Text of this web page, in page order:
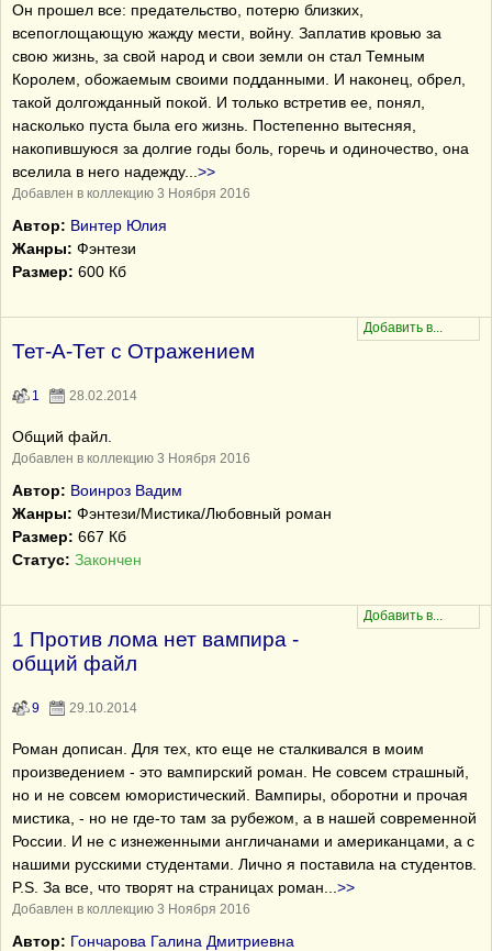
Он прошел все: предательство, потерю близких,
всепоглощающую жажду мести, войну. Заплатив кровью за
свою жизнь, за свой народ и свои земли он стал Темным
Королем, обожаемым своими подданными. И наконец, обрел,
такой долгожданный покой. И только встретив ее, понял,
насколько пуста была его жизнь. Постепенно вытесняя,
накопившуюся за долгие годы боль, горечь и одиночество, она
вселила в него надежду... >>
Добавлен в коллекцию 3 Ноября 2016
Автор: Винтер Юлия
Жанры: Фэнтези
Размер: 600 Кб
Тет-А-Тет с Отражением
1 28.02.2014
Общий файл.
Добавлен в коллекцию 3 Ноября 2016
Автор: Воинроз Вадим
Жанры: Фэнтези/Мистика/Любовный роман
Размер: 667 Кб
Статус: Закончен
1 Против лома нет вампира -
общий файл
9 29.10.2014
Роман дописан. Для тех, кто еще не сталкивался в моим
произведением - это вампирский роман. Не совсем страшный,
но и не совсем юмористический. Вампиры, оборотни и прочая
мистика, - но не где-то там за рубежом, а в нашей современной
России. И не с изнеженными англичанами и американцами, а с
нашими русскими студентами. Лично я поставила на студентов.
P.S. За все, что творят на страницах роман
>>
Добавлен в коллекцию 3 Ноября 2016
Автор: Гончарова Галина Дмитриевна